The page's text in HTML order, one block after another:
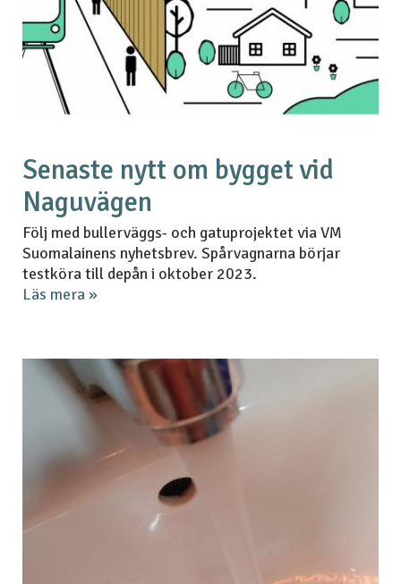
Senaste nytt om bygget vid
Naguvägen
Följ med bullerväggs- och gatuprojektet via VM
Suomalainens nyhetsbrev. Spårvagnarna börjar
testköra till depån i oktober 2023.
Läs mera »